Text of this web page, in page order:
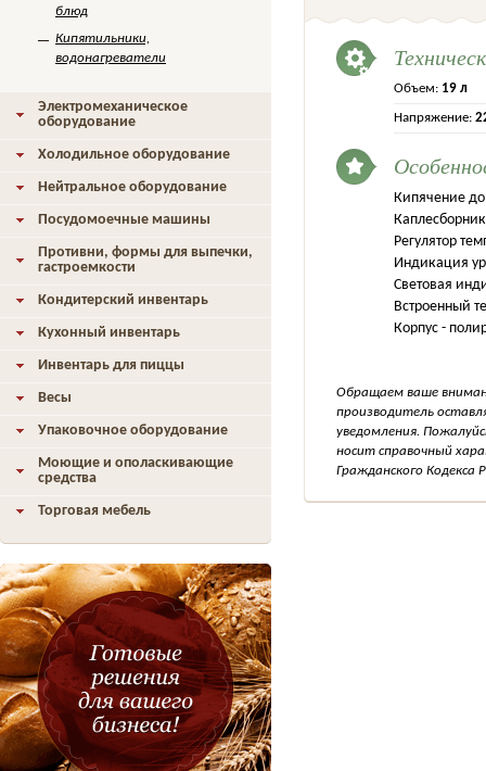
Объем: 19 л
Напряжение:
Кипячение до
Каплесборник
Регулятор
Индикация
Световая
Встроенный
Корпус -
Обращаем ваше
производитель
уведомления.
носит справочный
Гражданского Кодекса
блюд
Кипятильники,
водонагреватели
Электромеханическое
оборудование
Холодильное оборудование
Нейтральное оборудование
Посудомоечные машины
Противни, формы для выпечки,
гастроемкости
Кондитерский инвентарь
Кухонный инвентарь
Инвентарь для пиццы
Весы
Упаковочное оборудование
Моющие и ополаскивающие
средства
Торговая мебель